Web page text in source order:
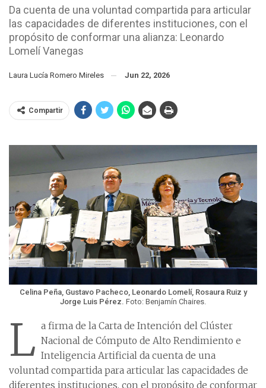
Da cuenta de una voluntad compartida para articular
las capacidades de diferentes instituciones, con el
propósito de conformar una alianza: Leonardo
Lomelí Vanegas
Laura Lucía Romero Mireles Jun 22, 2026
Compartir
Celina Peña, Gustavo Pacheco, Leonardo Lomelí, Rosaura Ruiz y
Jorge Luis Pérez. Foto: Benjamín Chaires.
L a firma de la Carta de Intención del Clúster
Nacional de Cómputo de Alto Rendimiento e
Inteligencia Artificial da cuenta de una
voluntad compartida para articular las capacidades de
diferentes instituciones, con el propósito de conformar